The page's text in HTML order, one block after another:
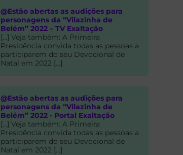
@Estão abertas as audições para
personagens da “Vilazinha de
Belém” 2022 – TV Exaltação
[…] Veja também: A Primeira
Presidência convida todas as pessoas a
participarem do seu Devocional de
Natal em 2022 […]
@Estão abertas as audições para
personagens da “Vilazinha de
Belém” 2022 - Portal Exaltação
[…] Veja também: A Primeira
Presidência convida todas as pessoas a
participarem do seu Devocional de
Natal em 2022 […]